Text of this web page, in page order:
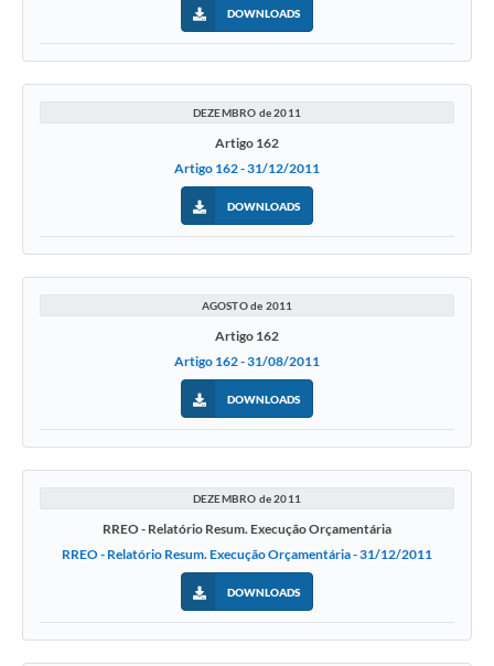
DOWNLOADS
DEZEMBRO de 2011
Artigo 162
Artigo 162 - 31/12/2011
DOWNLOADS
AGOSTO de 2011
Artigo 162
Artigo 162 - 31/08/2011
DOWNLOADS
DEZEMBRO de 2011
RREO - Relatório Resum. Execução Orçamentária
RREO - Relatório Resum. Execução Orçamentária - 31/12/2011
DOWNLOADS